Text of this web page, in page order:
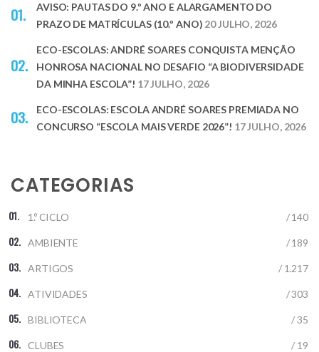
AVISO: PAUTAS DO 9.º ANO E ALARGAMENTO DO
PRAZO DE MATRÍCULAS (10.º ANO) 20 JULHO, 2026
ECO-ESCOLAS: ANDRÉ SOARES CONQUISTA MENÇÃO
HONROSA NACIONAL NO DESAFIO “A BIODIVERSIDADE
DA MINHA ESCOLA”! 17 JULHO, 2026
ECO-ESCOLAS: ESCOLA ANDRÉ SOARES PREMIADA NO
CONCURSO “ESCOLA MAIS VERDE 2026”! 17 JULHO, 2026
CATEGORIAS
1.º CICLO / 140
AMBIENTE / 189
ARTIGOS / 1.217
ATIVIDADES / 303
BIBLIOTECA / 35
CLUBES / 19